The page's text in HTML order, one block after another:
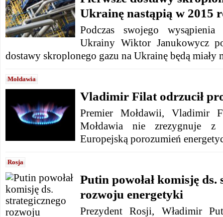
Ukrainę nastąpią w 2015
Podczas swojego
Ukrainy Wiktor Janukowycz
dostawy skroplonego gazu na Ukrainę będą
Mołdawia
Vladimir Filat odrzucił
Premier Mołdawii, Vladimir
Mołdawia nie zrezygnuje
Europejską porozumień
Rosja
Putin powołał komisję ds.
rozwoju energetyki
Prezydent Rosji, Władimir